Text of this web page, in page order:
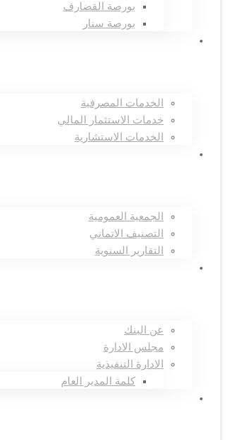
بورصة القضارف
بورصة سنار
الخدمات المصرفية
خدمات الاستثمار المالي
الخدمات الاستشارية
الجمعية العمومية
التصنيف الاتماني
التقارير السنوية
عن البنك
مجلس الادارة
الادارة التنفيذية
كلمة المدير العام